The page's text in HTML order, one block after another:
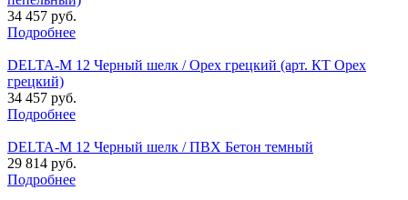
34 457 руб.
Подробнее
DELTA-M 12 Черный шелк / Орех грецкий (арт. КТ Орех
грецкий)
34 457 руб.
Подробнее
DELTA-M 12 Черный шелк / ПВХ Бетон темный
29 814 руб.
Подробнее